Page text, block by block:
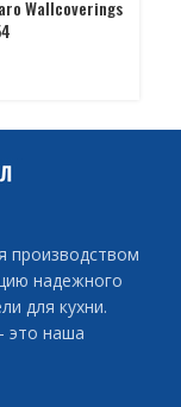
Wallcoverings
производством
надежного
для кухни.
это наша